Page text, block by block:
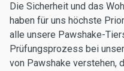
Die Sicherheit und das
haben für uns höchste
alle unsere Pawshake-
Prüfungsprozess bei
von Pawshake verstehen,